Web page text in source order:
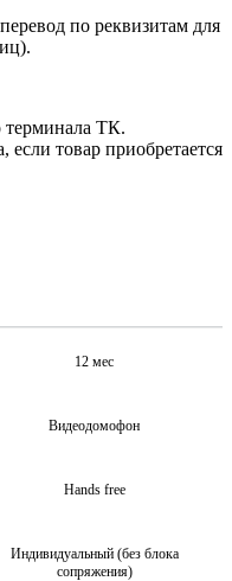
по реквизитам для
терминала ТК.
если товар приобретается
12 мес
Видеодомофон
Hands free
Индивидуальный (без блока
сопряжения)